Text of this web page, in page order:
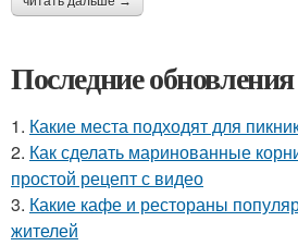
Последние
1. Какие места подходят для
2. Как сделать маринованные
простой рецепт с видео
3. Какие кафе и рестораны
жителей